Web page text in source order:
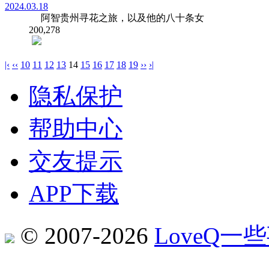
2024.03.18
阿智贵州寻花之旅，以及他的八十条女
200,278
|‹ ‹‹ 10 11 12 13 14 15 16 17 18 19 ›› ›|
隐私保护
帮助中心
交友提示
APP下载
© 2007-2026 LoveQ一